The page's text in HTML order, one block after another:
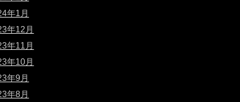
年1月
年12月
年11月
年10月
年9月
年8月